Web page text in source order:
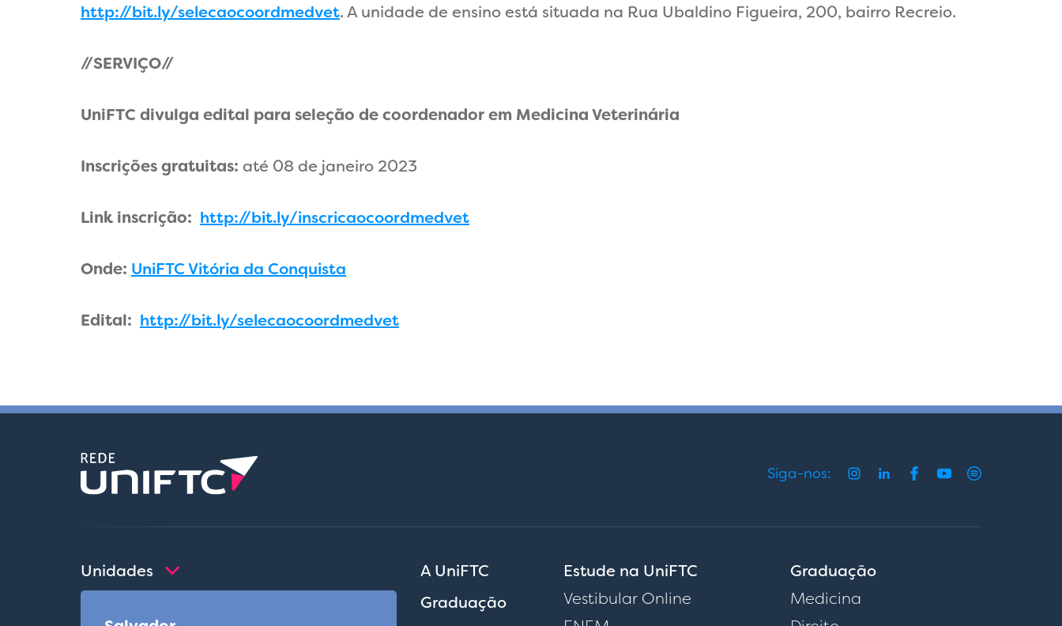
http://bit.ly/selecaocoordmedvet.A unidade de ensino está situada na Rua Ubaldino Figueira, 200, bairro Recreio.
//SERVIÇO//
UniFTC divulga edital para seleção de coordenador em Medicina Veterinária
Inscrições gratuitas: até 08 de janeiro 2023
Link inscrição: http://bit.ly/inscricaocoordmedvet
Onde: UniFTC Vitória da Conquista
Edital: http://bit.ly/selecaocoordmedvet
Siga-nos:
Unidades
A UniFTC
Graduação
Estude na UniFTC
Vestibular Online
Graduação
Medicina